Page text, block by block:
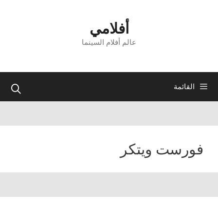
أفلامي
عالم أفلام السينما
القائمة
فورست ويتكر